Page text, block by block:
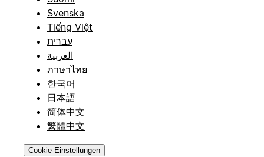
Svenska
Tiếng Việt
עברית
العربية
ภาษาไทย
한국어
日本語
简体中文
繁體中文
Cookie-Einstellungen